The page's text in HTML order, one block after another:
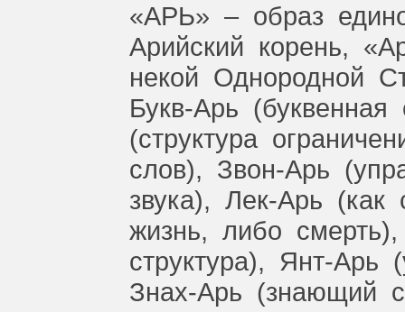
«АРЬ» – образ
Арийский корень,
некой Однородной
Букв-Арь (буквенная
(структура
слов), Звон-Арь
звука), Лек-Арь (как
жизнь, либо смерть),
структура),
Янт-Арь
Знах-Арь (знающий